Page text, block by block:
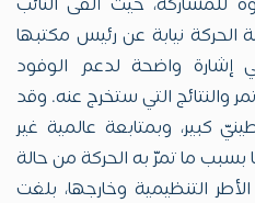
للمشاركة، حيث ألقى النائب
نيابة عن رئيس مكتبها
واضحة لدعم الوفود
والنتائج التي ستخرج عنه. وقد
كبير، وبمتابعة عالمية غير
بسبب ما تمرّ به الحركة من حالة
الأطر التنظيمية وخارجها، بلغت